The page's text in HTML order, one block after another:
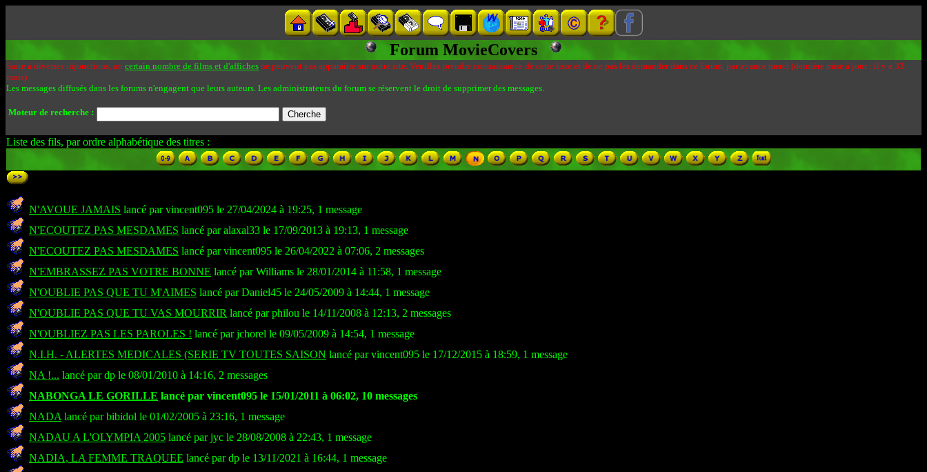
Forum MovieCovers
Suite à diverses injonctions, un certain nombre de films et d'affiches ne peuvent pas apparaître sur notre site. Veuillez prendre connaissance de cette liste et de ne pas les demander dans ce forum, par avance merci (dernière mise à jour : il y a 33
mois)
Les messages diffusés dans les forums n'engagent que leurs auteurs. Les administrateurs du forum se réservent le droit de supprimer des messages.
Moteur de recherche :
Liste des fils, par ordre alphabétique des titres :
N'AVOUE JAMAIS lancé par vincent095 le 27/04/2024 à 19:25, 1 message
N'ECOUTEZ PAS MESDAMES lancé par alaxal33 le 17/09/2013 à 19:13, 1 message
N'ECOUTEZ PAS MESDAMES lancé par vincent095 le 26/04/2022 à 07:06, 2 messages
N'EMBRASSEZ PAS VOTRE BONNE lancé par Williams le 28/01/2014 à 11:58, 1 message
N'OUBLIE PAS QUE TU M'AIMES lancé par Daniel45 le 24/05/2009 à 14:44, 1 message
N'OUBLIE PAS QUE TU VAS MOURRIR lancé par philou le 14/11/2008 à 12:13, 2 messages
N'OUBLIEZ PAS LES PAROLES ! lancé par jchorel le 09/05/2009 à 14:54, 1 message
N.I.H. - ALERTES MEDICALES (SERIE TV TOUTES SAISON lancé par vincent095 le 17/12/2015 à 18:59, 1 message
NA !... lancé par dp le 08/01/2010 à 14:16, 2 messages
NABONGA LE GORILLE lancé par vincent095 le 15/01/2011 à 06:02, 10 messages
NADA lancé par bibidol le 01/02/2005 à 23:16, 1 message
NADAU A L'OLYMPIA 2005 lancé par jyc le 28/08/2008 à 22:43, 1 message
NADIA, LA FEMME TRAQUEE lancé par dp le 13/11/2021 à 16:44, 1 message